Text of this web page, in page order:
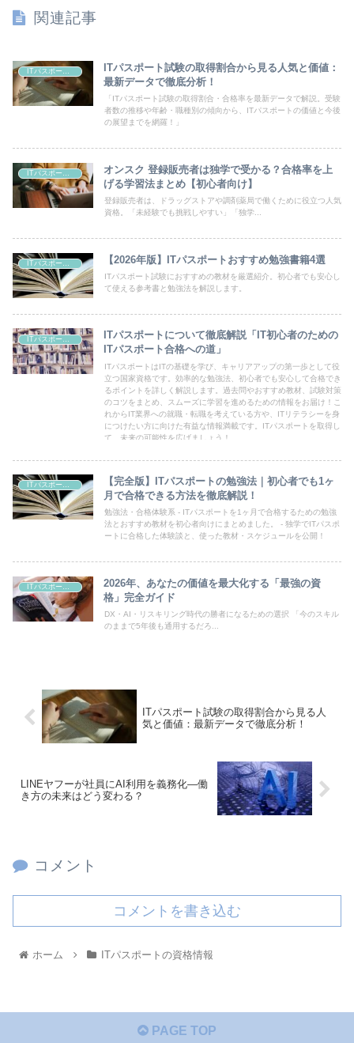
関連記事
ITパスポートの資格情報
ITパスポート試験の取得割合から見る人気と価値：
最新データで徹底分析！
「ITパスポート試験の取得割合・合格率を最新データで解説。受験
者数の推移や年齢・職種別の傾向から、ITパスポートの価値と今後
の展望までを網羅！」
オンスク 登録販売者は独学で受かる？合格率を上
げる学習法まとめ【初心者向け】
登録販売者は、ドラッグストアや調剤薬局で働くために役立つ人気
資格。「未経験でも挑戦しやすい」「独学...
【2026年版】ITパスポートおすすめ勉強書籍4選
ITパスポート試験におすすめの教材を厳選紹介。初心者でも安心し
て使える参考書と勉強法を解説します。
ITパスポートについて徹底解説「IT初心者のための
ITパスポート合格への道」
ITパスポートはITの基礎を学び、キャリアアップの第一歩として役
立つ国家資格です。効率的な勉強法、初心者でも安心して合格でき
るポイントを詳しく解説します。過去問やおすすめ教材、試験対策
のコツをまとめ、スムーズに学習を進めるための情報をお届け！こ
れからIT業界への就職・転職を考えている方や、ITリテラシーを身
につけたい方に向けた有益な情報満載です。ITパスポートを取得し
て、未来の可能性を広げましょう！
ITパスポートの資格情報
【完全版】ITパスポートの勉強法｜初心者でも1ヶ
月で合格できる方法を徹底解説！
勉強法・合格体験系 - ITパスポートを1ヶ月で合格するための勉強
法とおすすめ教材を初心者向けにまとめました。 - 独学でITパスポ
ートに合格した体験談と、使った教材・スケジュールを公開！
ITパスポートの資格情報
2026年、あなたの価値を最大化する「最強の資
格」完全ガイド
DX・AI・リスキリング時代の勝者になるための選択 「今のスキル
のままで5年後も通用するだろ...
ITパスポート試験の取得割合から見る人
気と価値：最新データで徹底分析！
LINEヤフーが社員にAI利用を義務化—働
き方の未来はどう変わる？
コメント
コメントを書き込む
ホーム ITパスポートの資格情報
PAGE TOP